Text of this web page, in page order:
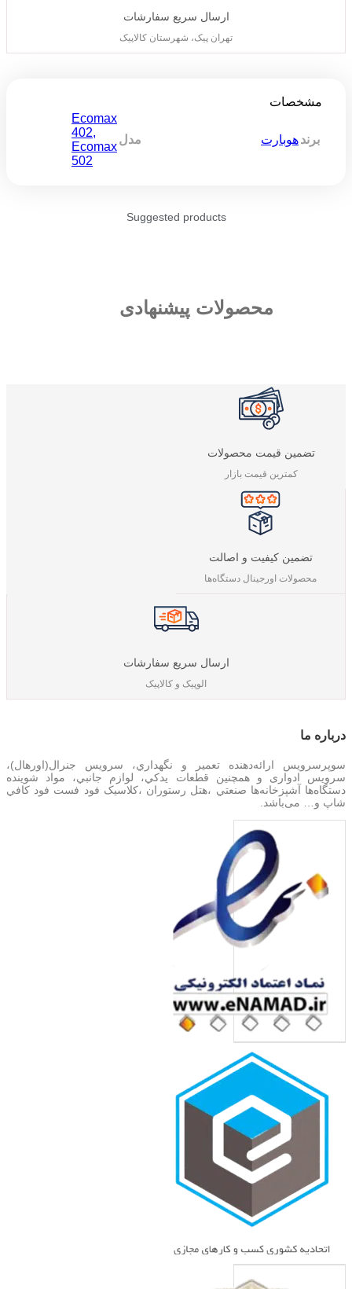
ارسال سریع سفارشات
تهران پیک، شهرستان کالاپیک
مشخصات
برندهوبارت مدل
Ecomax
402,
Ecomax
502
Suggested products
محصولات پیشنهادی
تضمین قیمت محصولات
کمترین قیمت بازار
تضمین کیفیت و اصالت
محصولات اورجینال دستگاه‌ها
ارسال سریع سفارشات
الوپیک و کالاپیک
درباره‌ ما
سوپرسرویس ارائه‌دهنده تعمير و نگهداري، سرویس جنرال(اورهال)،
سرویس‌ ادواری و همچنین قطعات يدکي، لوازم جانبي، مواد شوینده
دستگاه‌ها آشپزخانه‌ها صنعتي ،هتل رستوران ،کلاسیک فود فست فود کافي
شاپ و… می‌باشد.